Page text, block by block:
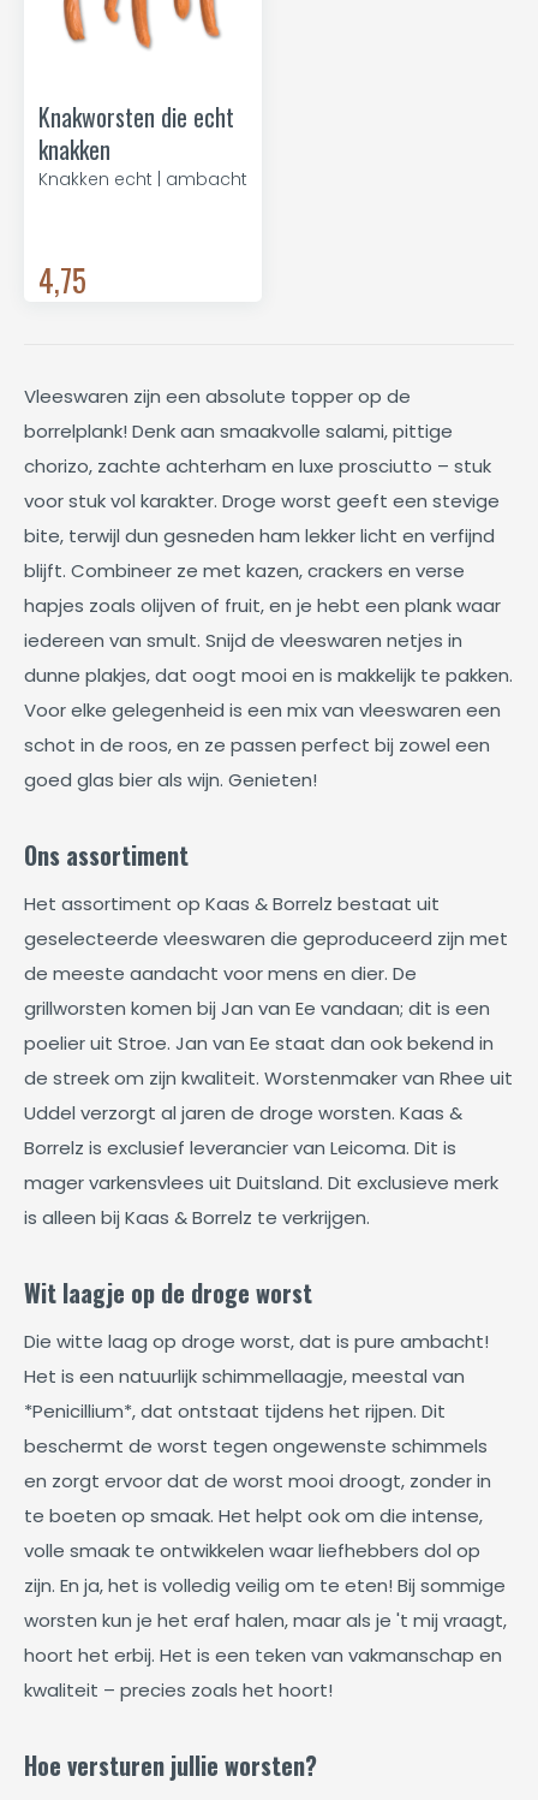
Knakworsten die echt
knakken
Knakken echt | ambacht
4,75
Vleeswaren zijn een absolute topper op de
borrelplank! Denk aan smaakvolle salami, pittige
chorizo, zachte achterham en luxe prosciutto – stuk
voor stuk vol karakter. Droge worst geeft een stevige
bite, terwijl dun gesneden ham lekker licht en verfijnd
blijft. Combineer ze met kazen, crackers en verse
hapjes zoals olijven of fruit, en je hebt een plank waar
iedereen van smult. Snijd de vleeswaren netjes in
dunne plakjes, dat oogt mooi en is makkelijk te pakken.
Voor elke gelegenheid is een mix van vleeswaren een
schot in de roos, en ze passen perfect bij zowel een
goed glas bier als wijn. Genieten!
Ons assortiment
Het assortiment op Kaas & Borrelz bestaat uit
geselecteerde vleeswaren die geproduceerd zijn met
de meeste aandacht voor mens en dier. De
grillworsten komen bij Jan van Ee vandaan; dit is een
poelier uit Stroe. Jan van Ee staat dan ook bekend in
de streek om zijn kwaliteit. Worstenmaker van Rhee uit
Uddel verzorgt al jaren de droge worsten. Kaas &
Borrelz is exclusief leverancier van Leicoma. Dit is
mager varkensvlees uit Duitsland. Dit exclusieve merk
is alleen bij Kaas & Borrelz te verkrijgen.
Wit laagje op de droge worst
Die witte laag op droge worst, dat is pure ambacht!
Het is een natuurlijk schimmellaagje, meestal van
*Penicillium*, dat ontstaat tijdens het rijpen. Dit
beschermt de worst tegen ongewenste schimmels
en zorgt ervoor dat de worst mooi droogt, zonder in
te boeten op smaak. Het helpt ook om die intense,
volle smaak te ontwikkelen waar liefhebbers dol op
zijn. En ja, het is volledig veilig om te eten! Bij sommige
worsten kun je het eraf halen, maar als je 't mij vraagt,
hoort het erbij. Het is een teken van vakmanschap en
kwaliteit – precies zoals het hoort!
Hoe versturen jullie worsten?